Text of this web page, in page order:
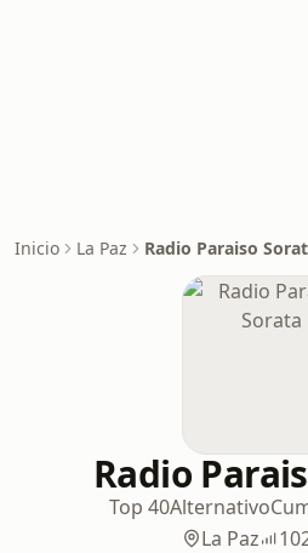
Inicio La Paz Radio Paraiso
Radio
Top 40Alternativo
La Paz